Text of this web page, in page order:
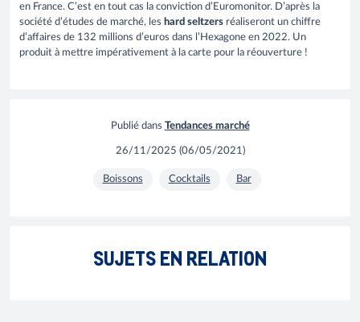
en France. C’est en tout cas la conviction d’Euromonitor. D’après la
société d’études de marché, les hard seltzers réaliseront un chiffre
d’affaires de 132 millions d’euros dans l’Hexagone en 2022. Un
produit à mettre impérativement à la carte pour la réouverture !
Publié dans Tendances marché
26/11/2025 (06/05/2021)
Boissons Cocktails Bar
SUJETS EN RELATION
restauration ?